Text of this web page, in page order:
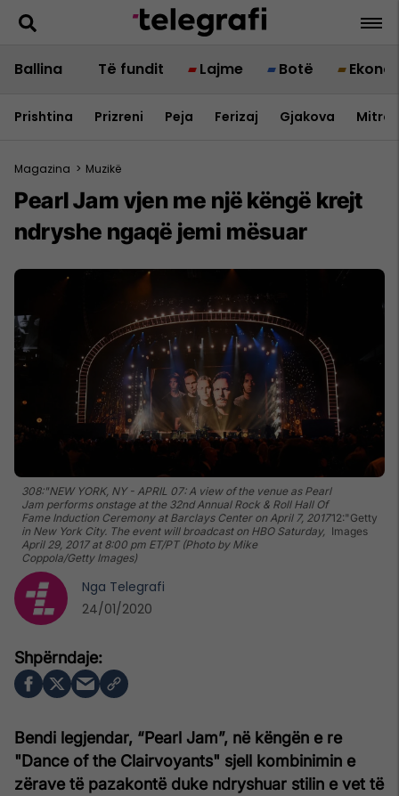
Ballina Të fundit Lajme Botë
Prishtina Prizreni Peja Ferizaj Gjakova
Magazina > Muzikë
Pearl Jam vjen me një këngë krejt
ndryshe ngaqë jemi mësuar
308:"NEW YORK, NY - APRIL 07: A view of the venue as Pearl
Jam performs onstage at the 32nd Annual Rock & Roll Hall Of
Fame Induction Ceremony at Barclays Center on April 7, 2017
in New York City. The event will broadcast on HBO Saturday,
April 29, 2017 at 8:00 pm ET/PT (Photo by Mike
Coppola/Getty Images)
12:"Getty
Images
Bendi legjendar, “Pearl Jam”, në këngën e re
"Dance of the Clairvoyants" sjell kombinimin e
zërave të pazakontë duke ndryshuar stilin e vet të
Nga Telegrafi
24/01/2020